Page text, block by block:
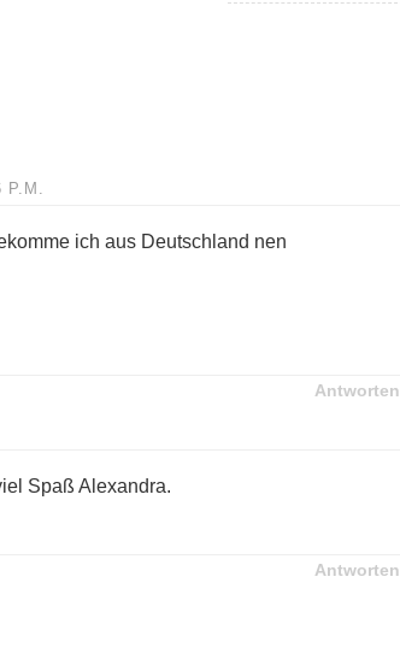
P.M.
ich aus Deutschland nen
Antworten
Spaß Alexandra.
Antworten